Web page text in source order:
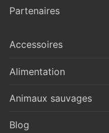
Partenaires
Accessoires
Alimentation
Animaux sauvages
Blog